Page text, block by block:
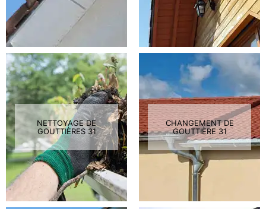
NETTOYAGE DE
GOUTTIÈRES 31
CHANGEMENT DE
GOUTTIÈRE 31